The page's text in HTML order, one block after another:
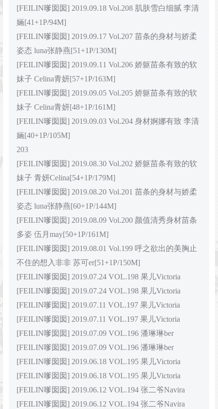
[FEILIN嗲囡囡] 2019.09.18 Vol.208 肌肤雪白细腻 李清
婳[41+1P/94M]
[FEILIN嗲囡囡] 2019.09.17 Vol.207 苗条的身材与娇柔
姿态 luna张静燕[51+1P/130M]
[FEILIN嗲囡囡] 2019.09.11 Vol.206 娇躯苗条有致的软
妹子 Celina青妍[57+1P/163M]
[FEILIN嗲囡囡] 2019.09.05 Vol.205 娇躯苗条有致的软
妹子 Celina青妍[48+1P/161M]
[FEILIN嗲囡囡] 2019.09.03 Vol.204 身材婀娜有致 李清
婳[40+1P/105M]
203
[FEILIN嗲囡囡] 2019.08.30 Vol.202 娇躯苗条有致的软
妹子 青妍Celina[54+1P/179M]
[FEILIN嗲囡囡] 2019.08.20 Vol.201 苗条的身材与娇柔
姿态 luna张静燕[60+1P/144M]
[FEILIN嗲囡囡] 2019.08.09 Vol.200 颜值清秀身材苗条
多姿 伍月may[50+1P/161M]
[FEILIN嗲囡囡] 2019.08.01 Vol.199 呼之欲出的美胸止
不住的想入非非 苏可er[51+1P/150M]
[FEILIN嗲囡囡] 2019.07.24 VOL.198 果儿Victoria
[FEILIN嗲囡囡] 2019.07.24 VOL.198 果儿Victoria
[FEILIN嗲囡囡] 2019.07.11 VOL.197 果儿Victoria
[FEILIN嗲囡囡] 2019.07.11 VOL.197 果儿Victoria
[FEILIN嗲囡囡] 2019.07.09 VOL.196 潘琳琳ber
[FEILIN嗲囡囡] 2019.07.09 VOL.196 潘琳琳ber
[FEILIN嗲囡囡] 2019.06.18 VOL.195 果儿Victoria
[FEILIN嗲囡囡] 2019.06.18 VOL.195 果儿Victoria
[FEILIN嗲囡囡] 2019.06.12 VOL.194 张二爷Navira
[FEILIN嗲囡囡] 2019.06.12 VOL.194 张二爷Navira